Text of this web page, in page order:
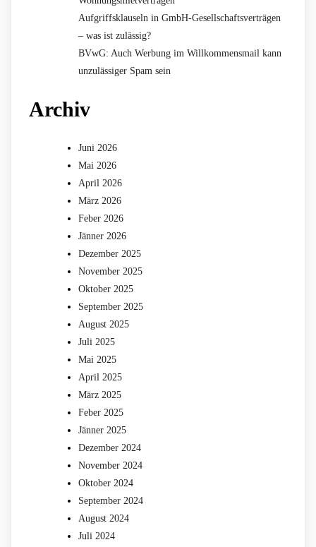
Aufgriffsklauseln in GmbH-Gesellschaftsverträgen
– was ist zulässig?
BVwG: Auch Werbung im Willkommensmail kann
unzulässiger Spam sein
Archiv
Juni 2026
Mai 2026
April 2026
März 2026
Feber 2026
Jänner 2026
Dezember 2025
November 2025
Oktober 2025
September 2025
August 2025
Juli 2025
Mai 2025
April 2025
März 2025
Feber 2025
Jänner 2025
Dezember 2024
November 2024
Oktober 2024
September 2024
August 2024
Juli 2024